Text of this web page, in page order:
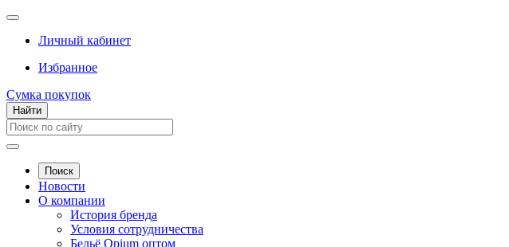
Личный кабинет
Избранное
Сумка покупок
Найти
Поиск
Новости
О компании
История бренда
Условия сотрудничества
Бельё Opium оптом